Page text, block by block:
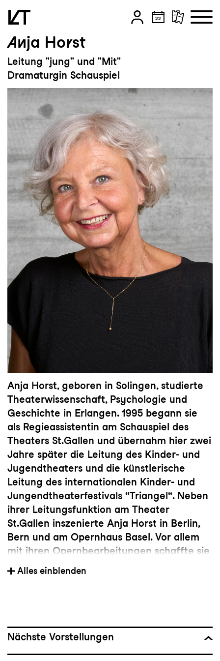
Zum Hauptinhalt springen
Zum Footer springen
Anja Horst
Leitung "jung" und "Mit"
Dramaturgin Schauspiel
Anja Horst, geboren in Solingen, studierte
Theaterwissenschaft, Psychologie und
Geschichte in Erlangen. 1995 begann sie
als Regieassistentin am Schauspiel des
Theaters St.Gallen und übernahm hier zwei
Jahre später die Leitung des Kinder- und
Jugendtheaters und die künstlerische
Leitung des internationalen Kinder- und
Jungendtheaterfestivals “Triangel“. Neben
ihrer Leitungsfunktion am Theater
St.Gallen inszenierte Anja Horst in Berlin,
Bern und am Opernhaus Basel. Vor allem
mit ihren Opernbearbeitungen schaffte sie
musikalische Formen, die ein junges
Publikum erreichten. 2005 wechselte sie
ungewöhnliche Theaterprojekte mit
Alles einblenden
Nächste Vorstellungen